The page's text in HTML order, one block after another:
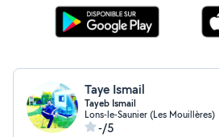
Taye Ismail
Tayeb Ismail
Lons-le-Saunier (Les Mouillères)
-/5